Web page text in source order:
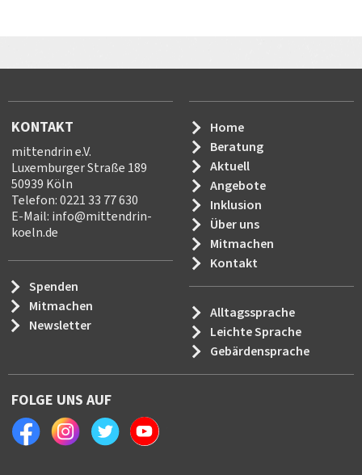
KONTAKT
mittendrin e.V.
Luxemburger Straße 189
50939 Köln
Telefon: 0221 33 77 630
E-Mail: info@mittendrin-
koeln.de
Spenden
Mitmachen
Newsletter
Home
Beratung
Aktuell
Angebote
Inklusion
Über uns
Mitmachen
Kontakt
Alltagssprache
Leichte Sprache
Gebärdensprache
FOLGE UNS AUF
FacebookInstagramTwitter